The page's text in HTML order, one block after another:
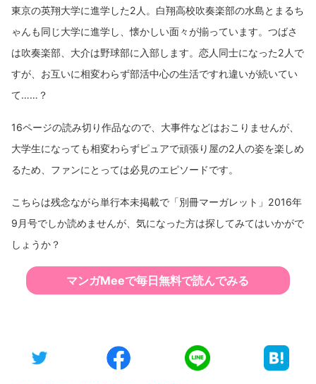
東京の英翔大学に進学した2人。白翔高校吹奏楽部の水島とまるち
ゃんも同じ大学に進学し、懐かしい面々が揃っています。つばさ
は吹奏楽部、大介は野球部に入部します。恋人同士になった2人で
すが、お互いに相変わらず部活中心の生活ですれ違いが続いてい
て……？
16ページの読み切り作品なので、大事件などはおこりませんが、
大学生になっても相変わらずピュアで頑張り屋の2人の姿を楽しめ
るため、ファンにとっては必見のエピソードです。
こちらは残念ながら単行本未掲載で「別冊マーガレット」2016年
9月号でしか読めませんが、気になった方は探してみてはいかがで
しょうか？
マンガMeeで毎日無料で読んでみる